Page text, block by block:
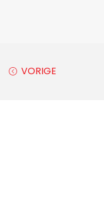
VORIGE